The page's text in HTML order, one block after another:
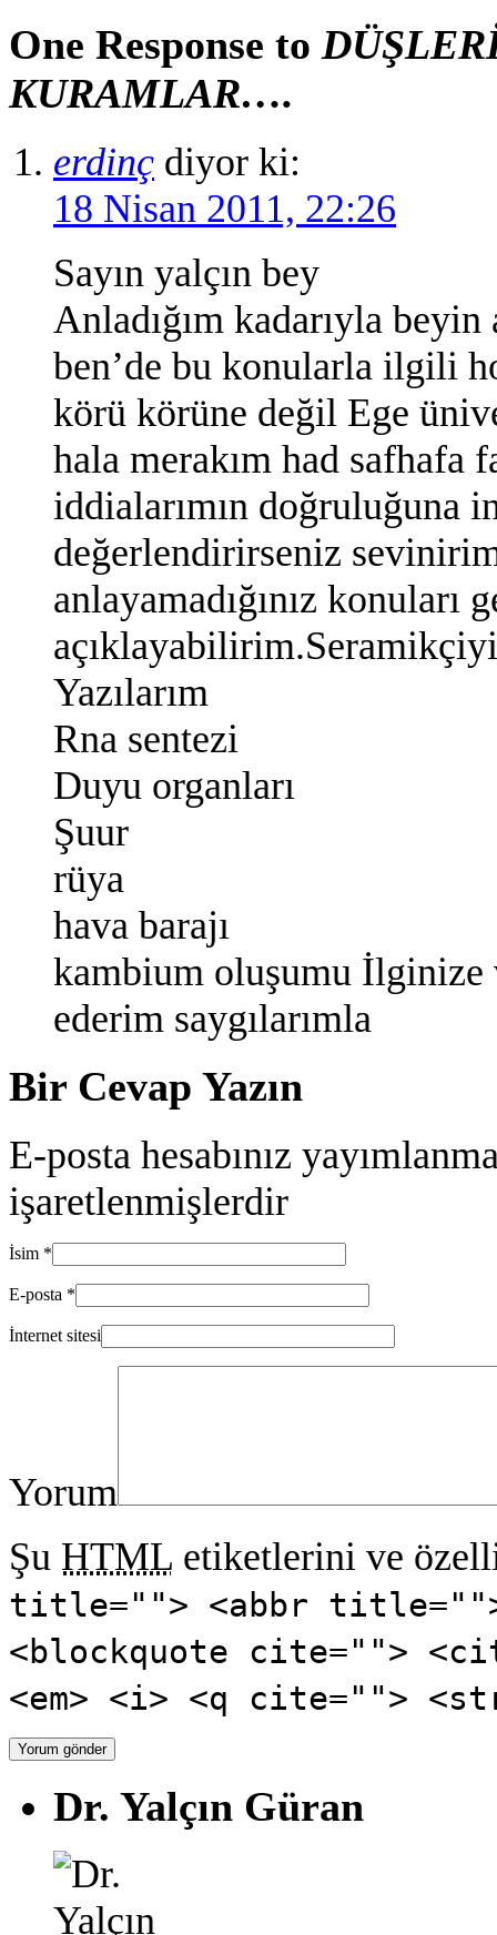
One Response to
KURAMLAR….
erdinç diyor ki:
18 Nisan 2011, 22:26
Sayın yalçın bey
Anladığım kadarıyla beyin
ben’de bu konularla ilgili
körü körüne değil Ege
hala merakım had safhafa
iddialarımın doğruluğuna
değerlendirirseniz
anlayamadığınız konuları
Yazılarım
Rna sentezi
Duyu organları
Şuur
rüya
hava barajı
kambium oluşumu İlginize
ederim saygılarımla
Bir Cevap Yazın
E-posta hesabınız
işaretlenmişlerdir
İsim *
E-posta *
İnternet sitesi
Yorum
Şu HTML etiketlerini ve
title=""> <abbr
<blockquote cite="">
<em> <i> <q cite="">
Dr. Yalçın Güran